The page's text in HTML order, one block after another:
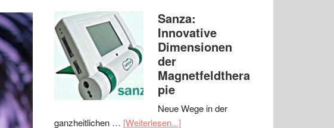
Sanza:
Innovative
Dimensionen
der
Magnetfeldthera
pie
Neue Wege in der
ganzheitlichen … [Weiterlesen...]